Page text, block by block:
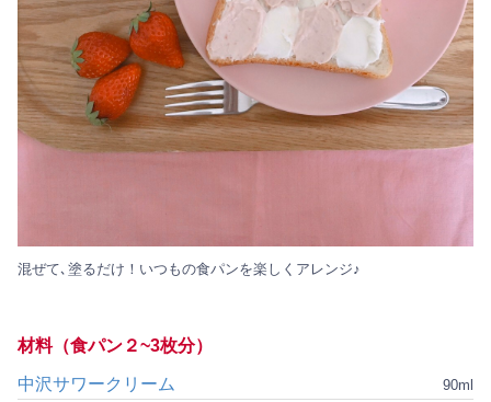
混ぜて､塗るだけ！いつもの食パンを楽しくアレンジ♪
材料（食パン２~3枚分）
90ml
中沢サワークリーム